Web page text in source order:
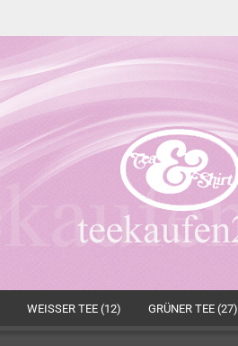
WEISSER TEE (12) GRÜNER TEE (27)